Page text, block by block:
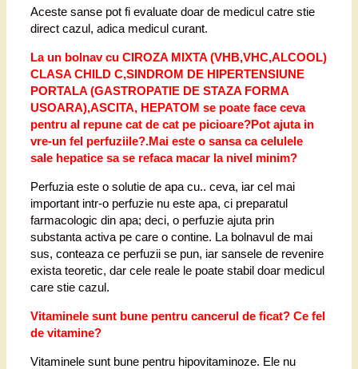
Aceste sanse pot fi evaluate doar de medicul catre stie
direct cazul, adica medicul curant.
La un bolnav cu CIROZA MIXTA (VHB,VHC,ALCOOL)
CLASA CHILD C,SINDROM DE HIPERTENSIUNE
PORTALA (GASTROPATIE DE STAZA FORMA
USOARA),ASCITA, HEPATOM se poate face ceva
pentru al repune cat de cat pe picioare?Pot ajuta in
vre-un fel perfuziile?.Mai este o sansa ca celulele
sale hepatice sa se refaca macar la nivel minim?
Perfuzia este o solutie de apa cu.. ceva, iar cel mai
important intr-o perfuzie nu este apa, ci preparatul
farmacologic din apa; deci, o perfuzie ajuta prin
substanta activa pe care o contine. La bolnavul de mai
sus, conteaza ce perfuzii se pun, iar sansele de revenire
exista teoretic, dar cele reale le poate stabil doar medicul
care stie cazul.
Vitaminele sunt bune pentru cancerul de ficat? Ce fel
de vitamine?
Vitaminele sunt bune pentru hipovitaminoze. Ele nu